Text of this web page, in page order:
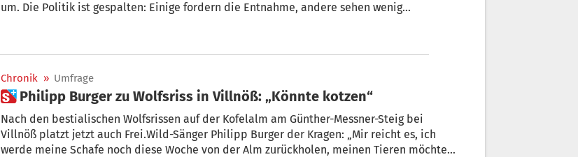
um. Die Politik ist gespalten: Einige fordern die Entnahme, andere sehen wenig
Chronik » Umfrage
 Philipp Burger zu Wolfsriss in Villnöß: „Könnte kotzen“
Nach den bestialischen Wolfsrissen auf der Kofelalm am Günther-Messner-Steig bei
Villnöß platzt jetzt auch Frei.Wild-Sänger Philipp Burger der Kragen: „Mir reicht es, ich
werde meine Schafe noch diese Woche von der Alm zurückholen, meinen Tieren möchte